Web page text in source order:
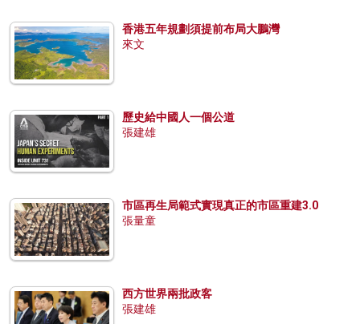
香港五年規劃須提前布局大鵬灣
來文
歷史給中國人一個公道
張建雄
市區再生局範式實現真正的市區重建3.0
張量童
西方世界兩批政客
張建雄